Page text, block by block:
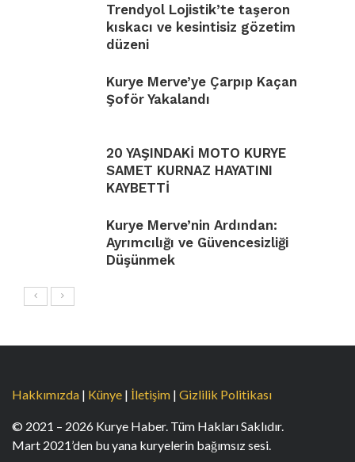
Trendyol Lojistik’te taşeron
kıskacı ve kesintisiz gözetim
düzeni
Kurye Merve’ye Çarpıp Kaçan
Şoför Yakalandı
20 YAŞINDAKİ MOTO KURYE
SAMET KURNAZ HAYATINI
KAYBETTİ
Kurye Merve’nin Ardından:
Ayrımcılığı ve Güvencesizliği
Düşünmek
Hakkımızda | Künye | İletişim | Gizlilik Politikası
© 2021 – 2026 Kurye Haber. Tüm Hakları Saklıdır.
Mart 2021’den bu yana kuryelerin bağımsız sesi.